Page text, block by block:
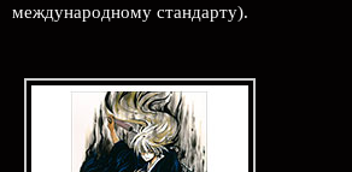
международному стандарту).